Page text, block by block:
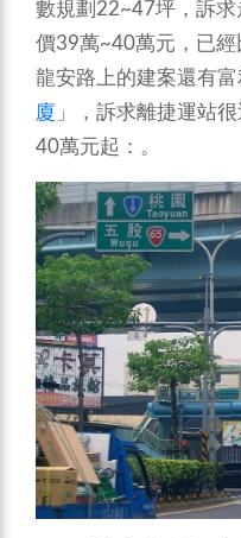
數規劃22~47坪，訴
價39萬~40萬元，已
龍安路上的建案還有富
廈 」，訴求離捷運站
40萬元起：。